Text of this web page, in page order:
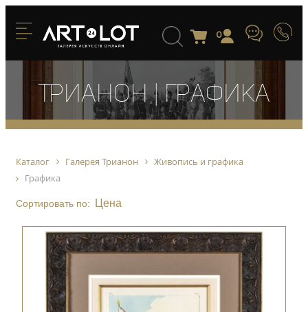
0
Трианон | Графика
Каталог Галерея Трианон
Живопись и графика
Графика
Сортировать по: Цена